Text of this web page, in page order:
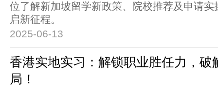
位了解新加坡留学新政策、院校推荐及申请
启新征程。
2025-06-13
香港实地实习：解锁职业胜任力，破
局！